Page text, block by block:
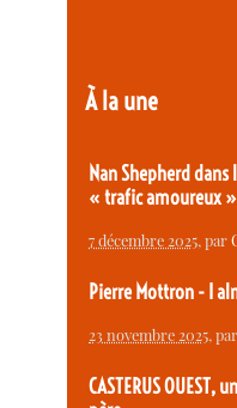
À la une
Nan Shepherd
« trafic amoureux »
7 décembre 2025, par
Pierre Mottron - I
23 novembre 2025,
CASTERUS